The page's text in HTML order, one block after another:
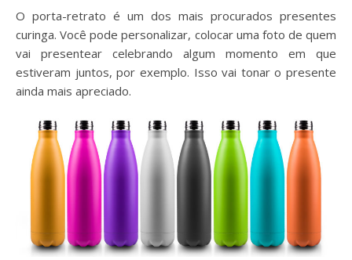
O porta-retrato é um dos mais procurados presentes
curinga. Você pode personalizar, colocar uma foto de quem
vai presentear celebrando algum momento em que
estiveram juntos, por exemplo. Isso vai tonar o presente
ainda mais apreciado.